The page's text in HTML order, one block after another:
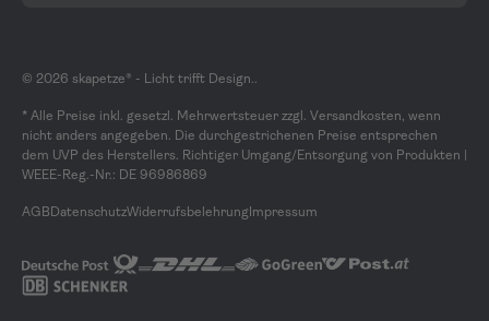
© 2026 skapetze® - Licht trifft Design..
* Alle Preise inkl. gesetzl. Mehrwertsteuer zzgl. Versandkosten, wenn
nicht anders angegeben. Die durchgestrichenen Preise entsprechen
dem UVP des Herstellers. Richtiger Umgang/Entsorgung von Produkten |
WEEE-Reg.-Nr.: DE 96986869
AGB DatenschutzWiderrufsbelehrung Impressum